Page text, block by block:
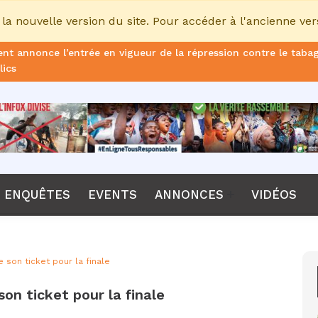
nouvelle version du site. Pour accéder à l'ancienne
annonce l’entrée en vigueur de la répression contre le
le non-renouvellement du contrat d'Emerse Faé à la tête
nouveau sélectionneur de l’équipe de France
CPI, Karim Khan, démis de ses fonctions par les États parties
ENQUÊTES EVENTS ANNONCES VIDÉOS
son ticket pour la finale
ticket pour la finale